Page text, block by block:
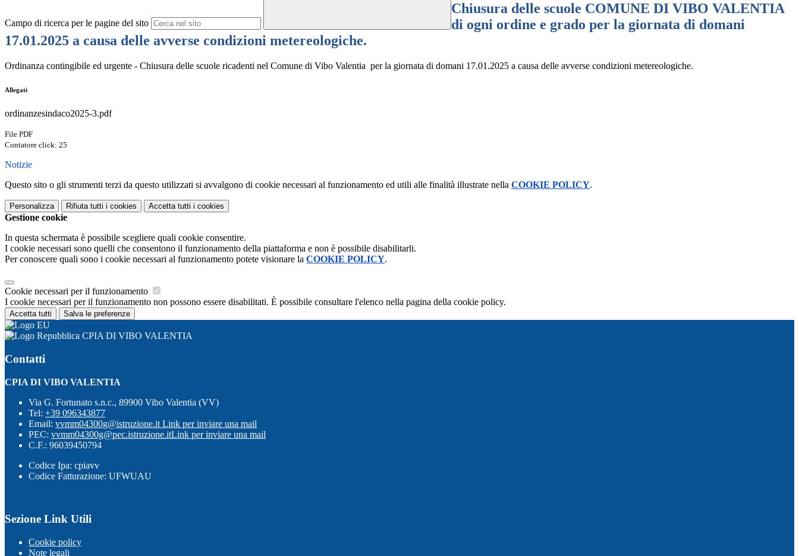
Campo di ricerca per le pagine del sito
Chiusura delle scuole COMUNE DI VIBO VALENTIA
di ogni ordine e grado per la giornata di domani
17.01.2025 a causa delle avverse condizioni metereologiche.
Ordinanza contingibile ed urgente - Chiusura delle scuole ricadenti nel Comune di Vibo Valentia per la giornata di domani 17.01.2025 a causa delle avverse condizioni metereologiche.
Allegati
ordinanzesindaco2025-3.pdf
File PDF
Contatore click: 25
Notizie
Questo sito o gli strumenti terzi da questo utilizzati si avvalgono di cookie necessari al funzionamento ed utili alle finalità illustrate nella COOKIE POLICY.
Personalizza Rifiuta tutti i cookies Accetta tutti i cookies
Gestione cookie
In questa schermata è possibile scegliere quali cookie consentire.
I cookie necessari sono quelli che consentono il funzionamento della piattaforma e non è possibile disabilitarli.
Per conoscere quali sono i cookie necessari al funzionamento potete visionare la COOKIE POLICY.
Cookie necessari per il funzionamento
I cookie necessari per il funzionamento non possono essere disabilitati. È possibile consultare l'elenco nella pagina della cookie policy.
Accetta tutti Salva le preferenze
CPIA DI VIBO VALENTIA
Contatti
CPIA DI VIBO VALENTIA
Via G. Fortunato s.n.c., 89900 Vibo Valentia (VV)
Tel: +39 096343877
Email: vvmm04300g@istruzione.it Link per inviare una mail
PEC: vvmm04300g@pec.istruzione.itLink per inviare una mail
C.F.: 96039450794
Codice Ipa: cpiavv
Codice Fatturazione: UFWUAU
Sezione Link Utili
Cookie policy
Note legali